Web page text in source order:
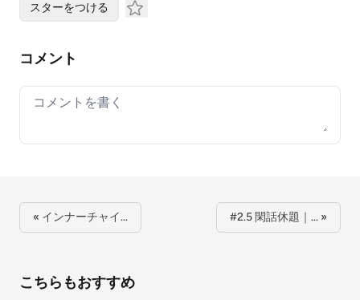
スターをつける
コメント
Your comment
« インナーチャイ… #2.5 閑話休題｜… »
こちらもおすすめ